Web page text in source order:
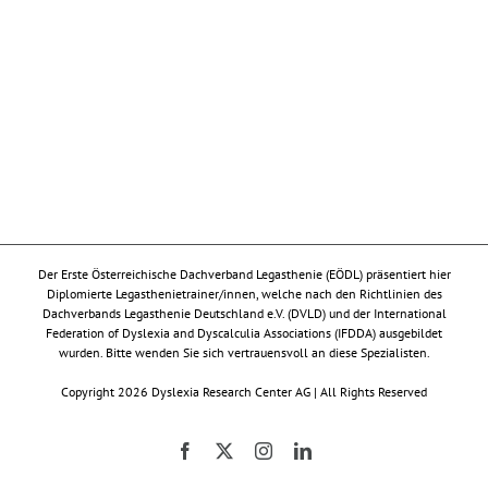
Der Erste Österreichische Dachverband Legasthenie (EÖDL) präsentiert hier
Diplomierte Legasthenietrainer/innen, welche nach den Richtlinien des
Dachverbands Legasthenie Deutschland e.V. (DVLD) und der International
Federation of Dyslexia and Dyscalculia Associations (IFDDA) ausgebildet
wurden. Bitte wenden Sie sich vertrauensvoll an diese Spezialisten.
Copyright 2026 Dyslexia Research Center AG | All Rights Reserved
Facebook InstagramLinkedIn